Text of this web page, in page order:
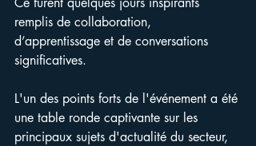
remplis de collaboration,
d’apprentissage et de conversations
significatives.
L'un des points forts de l'événement a été
une table ronde captivante sur les
principaux sujets d'actualité du secteur,